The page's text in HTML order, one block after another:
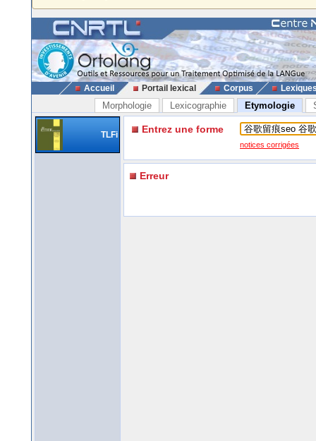
Accueil Portail lexical Corpus
Morphologie Lexicographie Etymologie
TLFi Entrez une forme
notices corrigées
Erreur